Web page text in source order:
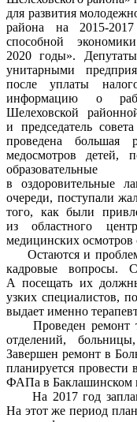
для развития
района на 2015-
способной
2020 годы».
унитарными
после уплаты
информацию о
Шелеховской
и председатель
проведена большая
медосмотров детей,
в оздоровительные
очереди, поступали
того, как были
из областного
медицинских осмотров
Остаются и
кадровые вопросы.
А посещать их
узких специалистов,
выдает именно
Проведен ремонт
отделений,
Завершен ремонт в
планируется провести
ФАПа в Баклашинском
На 2017 год
На этот же период